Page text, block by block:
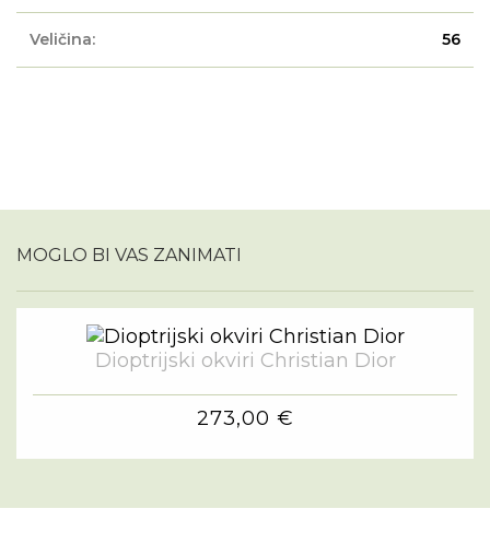
Veličina: 56
MOGLO BI VAS ZANIMATI
Dioptrijski okviri Christian Dior
273,00 €